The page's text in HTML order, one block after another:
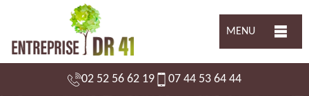
MENU
02 52 56 62 19 07 44 53 64 44